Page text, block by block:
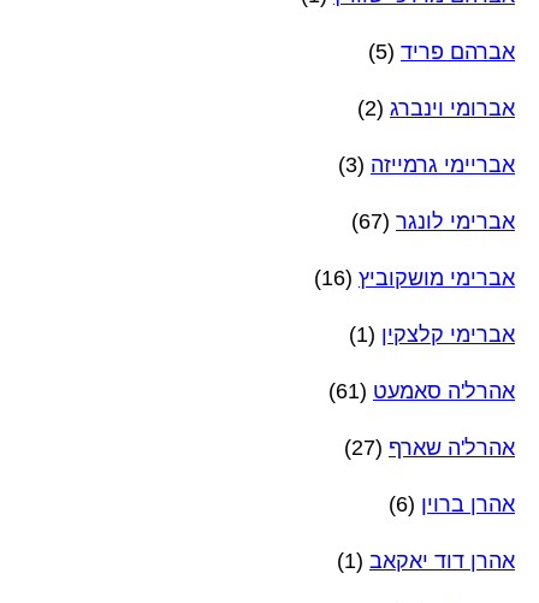
אברהם פריד (5)
אברומי וינברג (2)
אבריימי גרמייזה (3)
אברימי לונגר (67)
אברימי מושקוביץ (16)
אברימי קלצקין (1)
אהרל'ה סאמעט (61)
אהרל'ה שארף (27)
אהרן ברוין (6)
אהרן דוד יאקאב (1)